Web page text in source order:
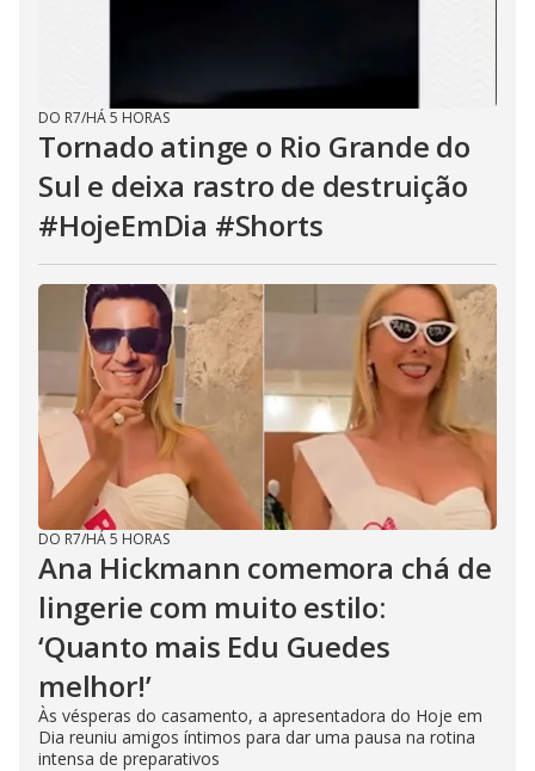
DO R7/HÁ 5 HORAS
Tornado atinge o Rio Grande do
Sul e deixa rastro de destruição
#HojeEmDia #Shorts
DO R7/HÁ 5 HORAS
Ana Hickmann comemora chá de
lingerie com muito estilo:
‘Quanto mais Edu Guedes
melhor!’
Às vésperas do casamento, a apresentadora do Hoje em
Dia reuniu amigos íntimos para dar uma pausa na rotina
intensa de preparativos